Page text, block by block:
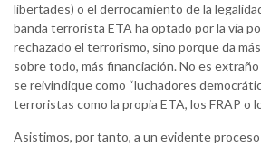
libertades) o el derrocamiento de la
banda terrorista ETA ha optado por la vía
rechazado el terrorismo, sino porque da
sobre todo, más financiación. No es
se reivindique como “luchadores
terroristas como la propia ETA, los FRAP o
Asistimos, por tanto, a un evidente